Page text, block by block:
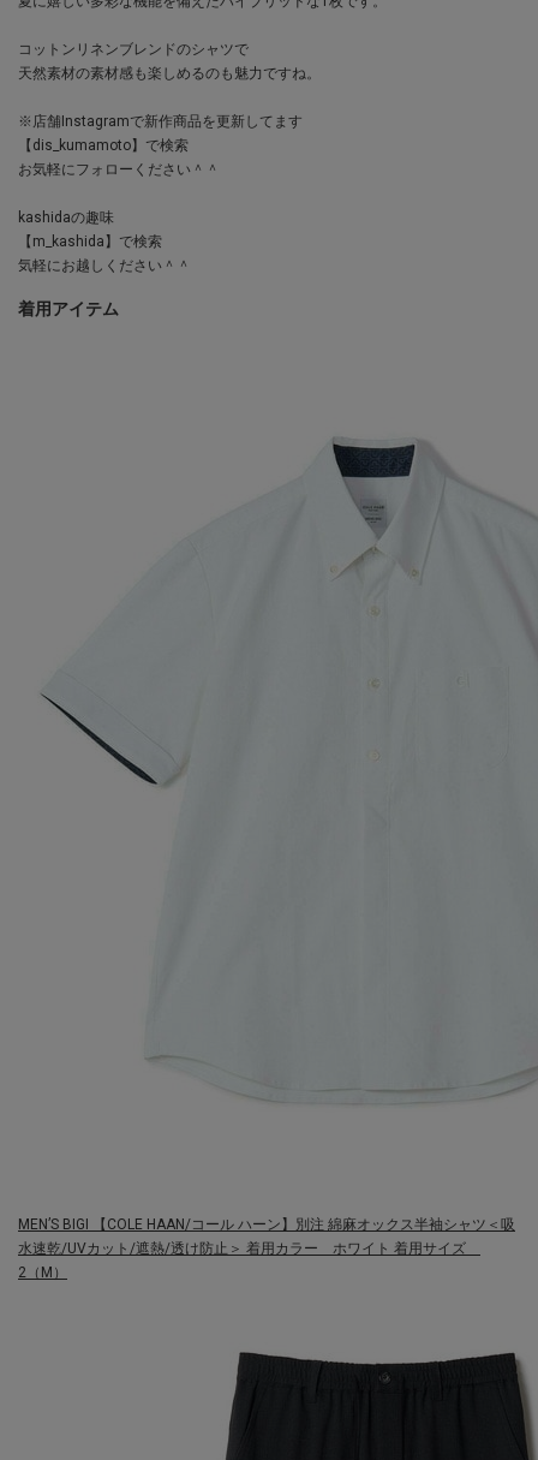
コットンリネンブレンドのシャツで
天然素材の素材感も楽しめるのも魅力ですね。
※店舗Instagramで新作商品を更新してます
【dis_kumamoto】で検索
お気軽にフォローください＾＾
kashidaの趣味
【m_kashida】で検索
気軽にお越しください＾＾
着用アイテム
MEN’S BIGI
【COLE HAAN/コール ハーン】別注 綿麻オックス半袖シャツ＜吸
水速乾/UVカット/遮熱/透け防止＞ 着用カラー ホワイト 着用サイズ
2（M）